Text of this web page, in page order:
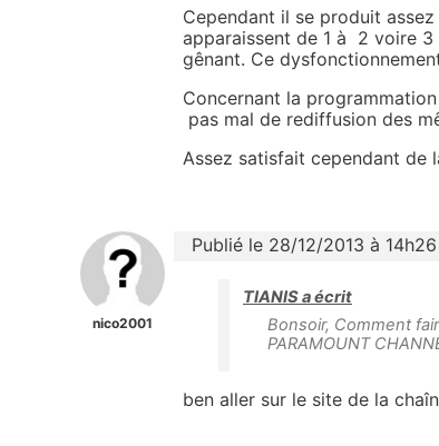
Cependant il se produit
apparaissent de 1 à 2 voire
gênant. Ce
Concernant la
pas mal de rediffusion des
Assez satisfait cependant de
nico2001
Publié le 28/12/2013 à 14h26
TIANIS a écrit
Bonsoir, Comment
PARAMOUNT
ben aller sur le site de la